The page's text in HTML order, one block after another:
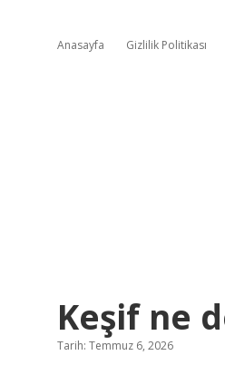
Anasayfa Gizlilik Politikası
Keşif ne
Tarih: Temmuz 6, 2026